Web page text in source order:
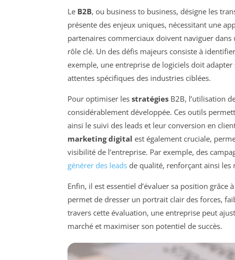
Le B2B, ou business to business, désigne les
présente des enjeux uniques, nécessitant une
partenaires commerciaux doivent naviguer
rôle clé. Un des défis majeurs consiste à
exemple, une entreprise de logiciels doit
attentes spécifiques des industries ciblées.
Pour optimiser les stratégies B2B, l’utilisation
considérablement développée. Ces outils
ainsi le suivi des leads et leur conversion en
marketing digital est également cruciale,
visibilité de l’entreprise. Par exemple, des
générer des leads de qualité, renforçant ainsi les
Enfin, il est essentiel d’évaluer sa position grâce
permet de dresser un portrait clair des forces,
travers cette évaluation, une entreprise peut
marché et maximiser son potentiel de succès.